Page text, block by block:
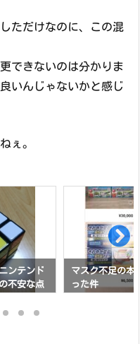
ただけなのに、この混
できないのは分かりま
いんじゃないかと感じ
ぇ。
ンテンド
不安な点
マスク不足の本
った件